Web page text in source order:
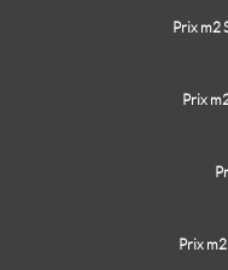
Prix m2
Prix
Prix